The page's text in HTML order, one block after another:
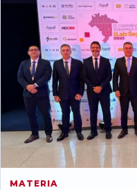
MATERIA